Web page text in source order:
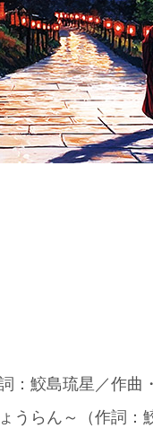
：鮫島琉星／作曲
うらん～（作詞：